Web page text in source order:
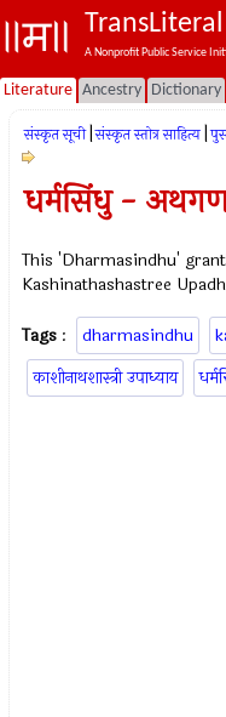
TransLiteral
A Nonprofit Public Service
Literature Ancestry Dictionary
संस्कृत सूची संस्कृत स्तोत्र साहित्य
धर्मसिंधु -
This 'Dharmasindhu'
Kashinathashastree
Tags : dharmasindhu
काशीनाथशास्त्री उपाध्याय